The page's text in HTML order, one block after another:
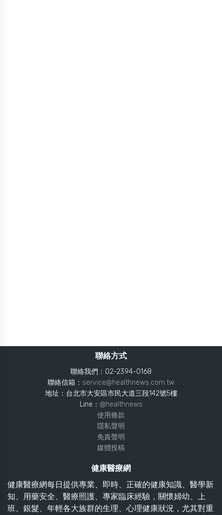
聯絡方式
聯絡我們：02-2394-0168
聯絡信箱： service@healthnews.com.tw
地址：台北市大安區市民大道三段142號5樓
Line： @healthnews
使用條款
隱私聲明
免責聲明
媒體投稿
健康醫療網
健康醫療網每日提供專業、即時、正確的健康知識、醫學新
知、用藥安全、醫療照護、專家臨床經驗，關懷婦幼、上
班、銀髮、年輕各大族群的生理、心理健康狀況，尤其對重